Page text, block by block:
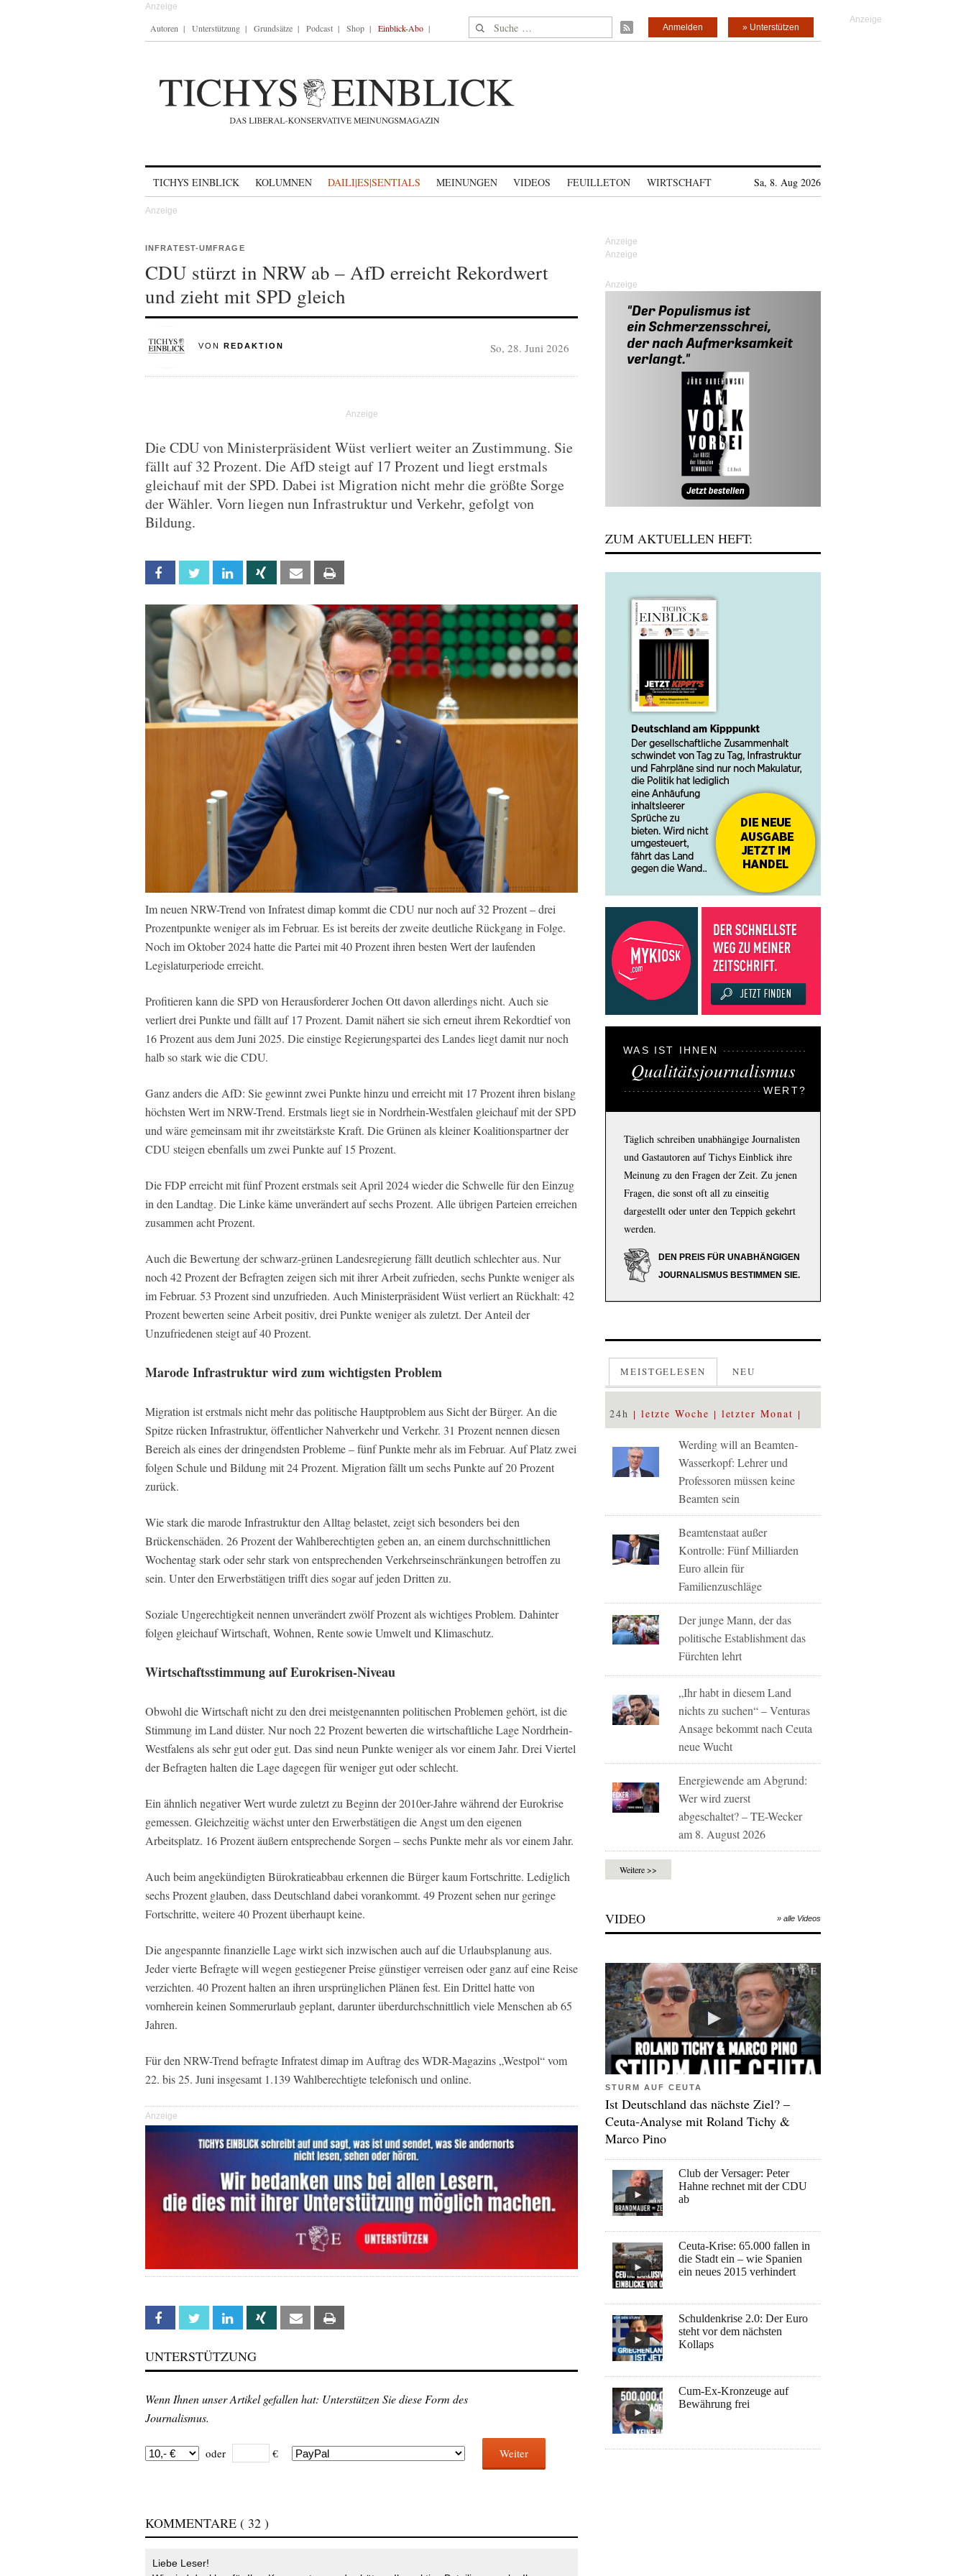
Autoren Unterstützung Grundsätze Podcast Shop Einblick-Abo Suche nach: » Unterstützen
Anmelden
TICHYS EINBLICK KOLUMNEN DAILI|ES|SENTIALS MEINUNGEN VIDEOS FEUILLETON WIRTSCHAFT Sa, 8. Aug 2026
INFRATEST-UMFRAGE
CDU stürzt in NRW ab – AfD erreicht Rekordwert
und zieht mit SPD gleich
VON REDAKTION So, 28. Juni 2026
Die CDU von Ministerpräsident Wüst verliert weiter an Zustimmung. Sie
fällt auf 32 Prozent. Die AfD steigt auf 17 Prozent und liegt erstmals
gleichauf mit der SPD. Dabei ist Migration nicht mehr die größte Sorge
der Wähler. Vorn liegen nun Infrastruktur und Verkehr, gefolgt von
Bildung.
Facebook Twitter Linkedin Xing Email
Im neuen NRW-Trend von Infratest dimap kommt die CDU nur noch auf 32 Prozent – drei
Prozentpunkte weniger als im Februar. Es ist bereits der zweite deutliche Rückgang in Folge.
Noch im Oktober 2024 hatte die Partei mit 40 Prozent ihren besten Wert der laufenden
Legislaturperiode erreicht.
Profitieren kann die SPD von Herausforderer Jochen Ott davon allerdings nicht. Auch sie
verliert drei Punkte und fällt auf 17 Prozent. Damit nähert sie sich erneut ihrem Rekordtief von
16 Prozent aus dem Juni 2025. Die einstige Regierungspartei des Landes liegt damit nur noch
halb so stark wie die CDU.
Ganz anders die AfD: Sie gewinnt zwei Punkte hinzu und erreicht mit 17 Prozent ihren bislang
höchsten Wert im NRW-Trend. Erstmals liegt sie in Nordrhein-Westfalen gleichauf mit der SPD
und wäre gemeinsam mit ihr zweitstärkste Kraft. Die Grünen als kleiner Koalitionspartner der
CDU steigen ebenfalls um zwei Punkte auf 15 Prozent.
Die FDP erreicht mit fünf Prozent erstmals seit April 2024 wieder die Schwelle für den Einzug
in den Landtag. Die Linke käme unverändert auf sechs Prozent. Alle übrigen Parteien erreichen
zusammen acht Prozent.
Auch die Bewertung der schwarz-grünen Landesregierung fällt deutlich schlechter aus. Nur
noch 42 Prozent der Befragten zeigen sich mit ihrer Arbeit zufrieden, sechs Punkte weniger als
im Februar. 53 Prozent sind unzufrieden. Auch Ministerpräsident Wüst verliert an Rückhalt: 42
Prozent bewerten seine Arbeit positiv, drei Punkte weniger als zuletzt. Der Anteil der
Unzufriedenen steigt auf 40 Prozent.
Marode Infrastruktur wird zum wichtigsten Problem
Migration ist erstmals nicht mehr das politische Hauptproblem aus Sicht der Bürger. An die
Spitze rücken Infrastruktur, öffentlicher Nahverkehr und Verkehr. 31 Prozent nennen diesen
Bereich als eines der dringendsten Probleme – fünf Punkte mehr als im Februar. Auf Platz zwei
folgen Schule und Bildung mit 24 Prozent. Migration fällt um sechs Punkte auf 20 Prozent
zurück.
Wie stark die marode Infrastruktur den Alltag belastet, zeigt sich besonders bei den
Brückenschäden. 26 Prozent der Wahlberechtigten geben an, an einem durchschnittlichen
Wochentag stark oder sehr stark von entsprechenden Verkehrseinschränkungen betroffen zu
sein. Unter den Erwerbstätigen trifft dies sogar auf jeden Dritten zu.
Soziale Ungerechtigkeit nennen unverändert zwölf Prozent als wichtiges Problem. Dahinter
folgen gleichauf Wirtschaft, Wohnen, Rente sowie Umwelt und Klimaschutz.
Wirtschaftsstimmung auf Eurokrisen-Niveau
Obwohl die Wirtschaft nicht zu den drei meistgenannten politischen Problemen gehört, ist die
Stimmung im Land düster. Nur noch 22 Prozent bewerten die wirtschaftliche Lage Nordrhein-
Westfalens als sehr gut oder gut. Das sind neun Punkte weniger als vor einem Jahr. Drei Viertel
der Befragten halten die Lage dagegen für weniger gut oder schlecht.
Ein ähnlich negativer Wert wurde zuletzt zu Beginn der 2010er-Jahre während der Eurokrise
gemessen. Gleichzeitig wächst unter den Erwerbstätigen die Angst um den eigenen
Arbeitsplatz. 16 Prozent äußern entsprechende Sorgen – sechs Punkte mehr als vor einem Jahr.
Auch beim angekündigten Bürokratieabbau erkennen die Bürger kaum Fortschritte. Lediglich
sechs Prozent glauben, dass Deutschland dabei vorankommt. 49 Prozent sehen nur geringe
Fortschritte, weitere 40 Prozent überhaupt keine.
Die angespannte finanzielle Lage wirkt sich inzwischen auch auf die Urlaubsplanung aus.
Jeder vierte Befragte will wegen gestiegener Preise günstiger verreisen oder ganz auf eine Reise
verzichten. 40 Prozent halten an ihren ursprünglichen Plänen fest. Ein Drittel hatte von
vornherein keinen Sommerurlaub geplant, darunter überdurchschnittlich viele Menschen ab 65
Jahren.
Für den NRW-Trend befragte Infratest dimap im Auftrag des WDR-Magazins „Westpol“ vom
22. bis 25. Juni insgesamt 1.139 Wahlberechtigte telefonisch und online.
Anzeige
Facebook Twitter Linkedin Xing Email
UNTERSTÜTZUNG
Wenn Ihnen unser Artikel gefallen hat: Unterstützen Sie diese Form des
Journalismus.
oder € Weiter
KOMMENTARE ( 32 )
Liebe Leser!
Anzeige
ZUM AKTUELLEN HEFT:
WAS IST IHNEN
Qualitätsjournalismus
WERT?
Täglich schreiben unabhängige Journalisten
und Gastautoren auf Tichys Einblick ihre
Meinung zu den Fragen der Zeit. Zu jenen
Fragen, die sonst oft all zu einseitig
dargestellt oder unter den Teppich gekehrt
werden.
DEN PREIS FÜR UNABHÄNGIGEN
JOURNALISMUS BESTIMMEN SIE.
MEISTGELESEN NEU
24h letzte Woche letzter Monat
Werding will an Beamten-
Wasserkopf: Lehrer und
Professoren müssen keine
Beamten sein
Beamtenstaat außer
Kontrolle: Fünf Milliarden
Euro allein für
Familienzuschläge
Der junge Mann, der das
politische Establishment das
Fürchten lehrt
„Ihr habt in diesem Land
nichts zu suchen“ – Venturas
Ansage bekommt nach Ceuta
neue Wucht
Energiewende am Abgrund:
Wer wird zuerst
abgeschaltet? – TE-Wecker
am 8. August 2026
Weitere >>
VIDEO » alle Videos
STURM AUF CEUTA
Ist Deutschland das nächste Ziel? –
Ceuta-Analyse mit Roland Tichy &
Marco Pino
Club der Versager: Peter
Hahne rechnet mit der CDU
ab
Ceuta-Krise: 65.000 fallen in
die Stadt ein – wie Spanien
ein neues 2015 verhindert
Schuldenkrise 2.0: Der Euro
steht vor dem nächsten
Kollaps
Cum-Ex-Kronzeuge auf
Bewährung frei